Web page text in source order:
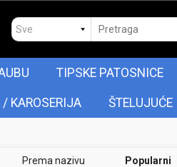
TIPSKE PATOSNICE
/ KAROSERIJA ŠTELUJUĆE
Prema nazivu Popularni